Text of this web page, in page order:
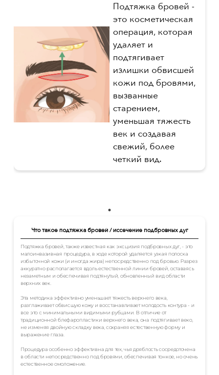
Подтяжка бровей -
это косметическая
операция, которая
удаляет и
подтягивает
излишки обвисшей
кожи под бровями,
вызванные
старением,
уменьшая тяжесть
век и создавая
свежий, более
четкий вид.
Что такое подтяжка бровей / иссечение подбровных дуг
Подтяжка бровей, также известная как эксцизия подбровных дуг, - это
малоинвазивная процедура, в ходе которой удаляется узкая полоска
избыточной кожи (и иногда жира) непосредственно под бровью. Разрез
аккуратно располагается вдоль естественной линии бровей, оставаясь
незаметным и обеспечивая подтянутый, обновленный вид области
верхних век.
Эта методика эффективно уменьшает тяжесть верхнего века,
разглаживает обвисшую кожу и восстанавливает молодость контура - и
все это с минимальными видимыми рубцами. В отличие от
традиционной блефаропластики верхнего века, она подтягивает веко,
не изменяя двойную складку века, сохраняя естественную форму и
выражение глаза.
Процедура особенно эффективна для тех, чья дряблость сосредоточена
в области непосредственно под бровями, обеспечивая тонкое, но очень
естественное омоложение.